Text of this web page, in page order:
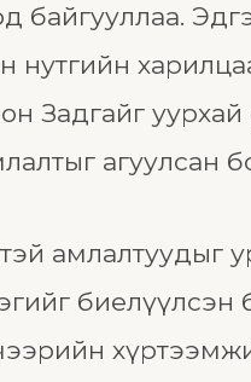
байгууллаа.
нутгийн
Задгайг уурхай
агуулсан
биелүүлсэн